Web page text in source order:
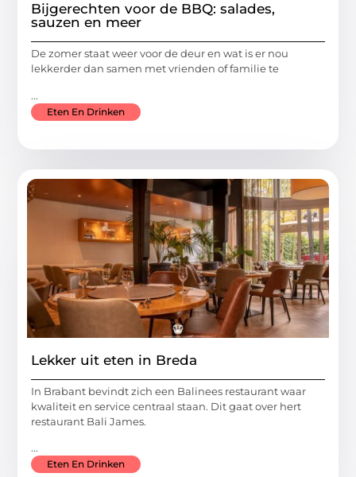
Bijgerechten voor de BBQ: salades,
sauzen en meer
De zomer staat weer voor de deur en wat is er nou
lekkerder dan samen met vrienden of familie te
...
Eten En Drinken
Lekker uit eten in Breda
In Brabant bevindt zich een Balinees restaurant waar
kwaliteit en service centraal staan. Dit gaat over hert
restaurant Bali James.
...
Eten En Drinken